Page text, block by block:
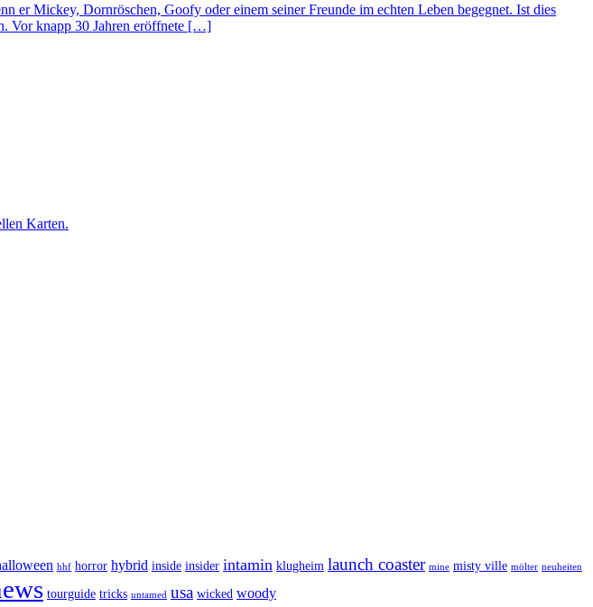
Mickey, Dornröschen, Goofy oder einem seiner Freunde im echten Leben begegnet. Ist dies
Vor knapp 30 Jahren eröffnete […]
Karten.
hhf horror hybrid inside insider intamin klugheim launch coaster mine misty ville mölter neuheiten
tourguide tricks untamed usa wicked woody